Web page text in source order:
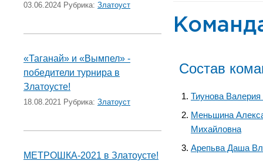
03.06.2024 Рубрика: Златоуст
«Таганай» и «Вымпел» -
победители турнира в
Златоусте!
18.08.2021 Рубрика: Златоуст
МЕТРОШКА-2021 в Златоусте!
Состав
Тиунова
Меньшина
Михайловна
Арепьва Даша